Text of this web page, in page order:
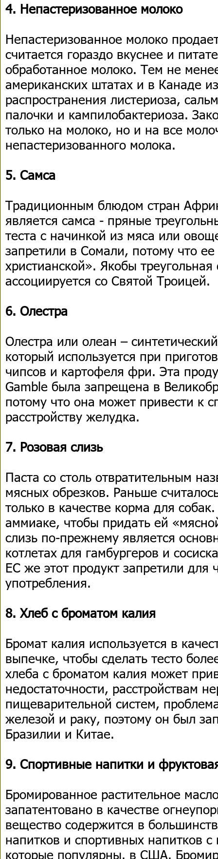
4. Непастеризованное молоко
Непастеризованное молоко
считается гораздо вкуснее и
обработанное молоко. Тем не
американских штатах и в Канаде
распространения листериоза,
палочки и кампилобактериоза.
только на молоко, но и на все
непастеризованного молока.
5. Самса
Традиционным блюдом стран
является самса - пряные
теста с начинкой из мяса или
запретили в Сомали, потому что
христианской». Якобы
ассоциируется со Святой Троицей.
6. Олестра
Олестра или олеан –
который используется при
чипсов и картофеля фри. Эта
Gamble была запрещена в
потому что она может привести к
расстройству желудка.
7. Розовая слизь
Паста со столь отвратительным
мясных обрезков. Раньше
только в качестве корма для
аммиаке, чтобы придать ей
слизь по-прежнему является
котлетах для гамбургеров и
ЕС же этот продукт запретили для
употребления.
8. Хлеб с броматом калия
Бромат калия используется в
выпечке, чтобы сделать тесто
хлеба с броматом калия может
недостаточности, расстройствам
пищеварительной систем,
железой и раку, поэтому он был
Бразилии и Китае.
9. Спортивные напитки и
Бромированное растительное
запатентовано в качестве
вещество содержится в
напитков и спортивных напитков
которые популярны. в США.